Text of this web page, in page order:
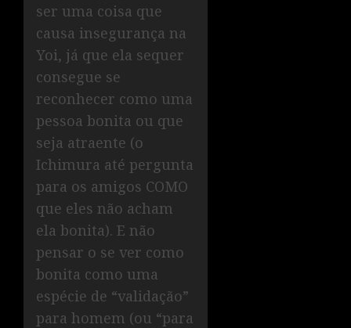
ser uma coisa que
causa insegurança na
Yoi, já que ela sequer
consegue se
reconhecer como uma
pessoa bonita ou que
seja atraente (o
Ichimura até pergunta
para os amigos COMO
que eles não acham
ela bonita). E não
pensar o se ver como
bonita como uma
espécie de “validação”
para homem (ou “para